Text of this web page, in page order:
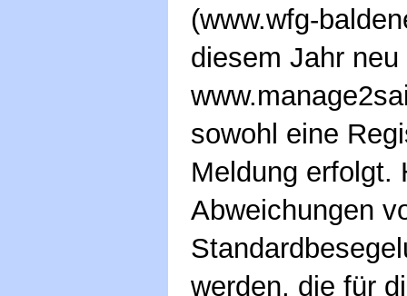
(www.wfg-
diesem Jahr
sowohl eine
Meldung erfolgt.
Abweichungen
werden, die für